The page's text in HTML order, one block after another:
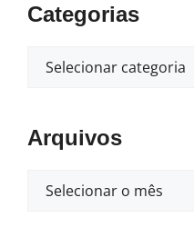
Categorias
Arquivos